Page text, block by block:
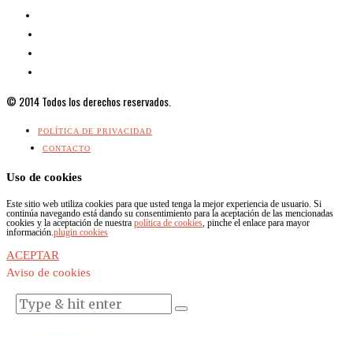
© 2014 Todos los derechos reservados.
POLÍTICA DE PRIVACIDAD
CONTACTO
Uso de cookies
Este sitio web utiliza cookies para que usted tenga la mejor experiencia de usuario. Si
continúa navegando está dando su consentimiento para la aceptación de las mencionadas
cookies y la aceptación de nuestra política de cookies, pinche el enlace para mayor
información.plugin cookies
ACEPTAR
Aviso de cookies